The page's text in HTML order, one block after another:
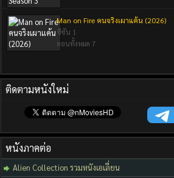
Man on Fire คนจริงเผาแค้น (2026)
ซีซัน 1
ตอนทั้งหมด 7
ติดตามหนังใหม่
หนังภาคต่อ
Alien Collection รวมหนังเอเลี่ยน